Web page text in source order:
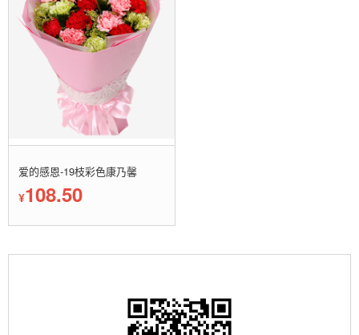
爱的感恩-19枝彩色康乃馨
¥108.50